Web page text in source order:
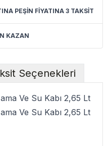
PEŞİN FİYATINA 3 TAKSİT
KAZAN
Seçenekleri
Ve Su Kabı 2,65 Lt
Ve Su Kabı 2,65 Lt